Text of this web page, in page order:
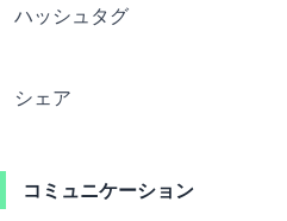
ハッシュタグ
シェア
コミュニケーション